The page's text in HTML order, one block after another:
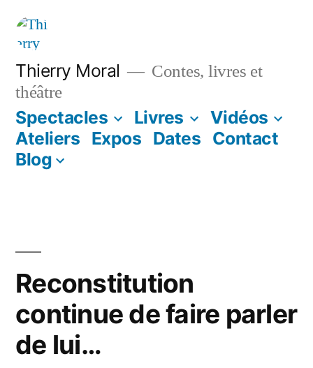
Thierry Moral
Contes, livres et
théâtre
Spectacles Livres
Vidéos
Ateliers Expos Dates Contact
Blog
Reconstitution
continue de faire parler
de lui…